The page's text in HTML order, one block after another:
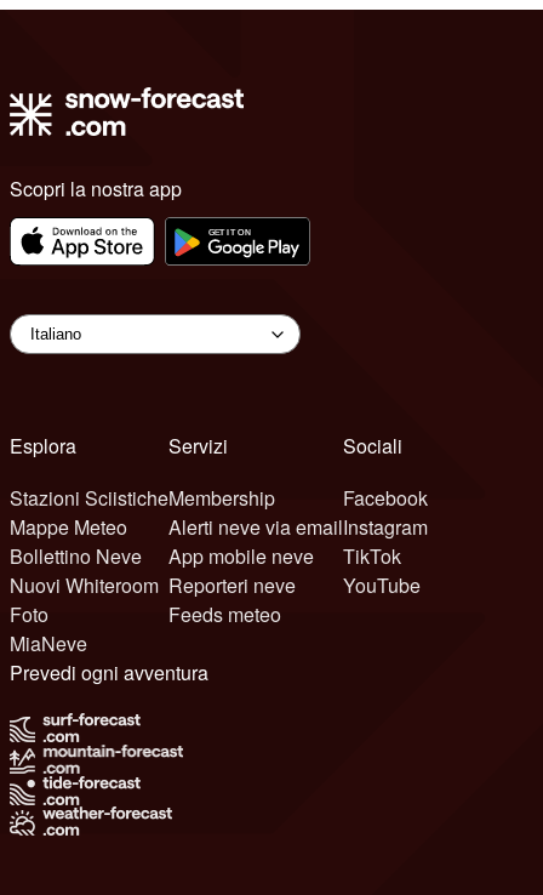
Scopri la nostra app
Esplora
Stazioni Sciistiche
Mappe Meteo
Bollettino Neve
Nuovi Whiteroom
Foto
MiaNeve
Servizi
Membership
Alerti neve via email
App mobile neve
Reporteri neve
Feeds meteo
Sociali
Facebook
Instagram
TikTok
YouTube
Prevedi ogni avventura